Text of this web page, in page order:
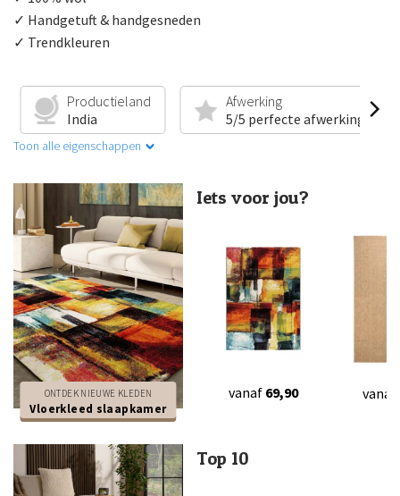
✓ Handgetuft & handgesneden
✓ Trendkleuren
Productieland
India
Afwerking
5/5 perfecte afwerking
Toon alle eigenschappen
ONTDEK NIEUWE KLEDEN
Vloerkleed slaapkamer
Iets voor jou?
vanaf 69,90 vanaf
Top 10